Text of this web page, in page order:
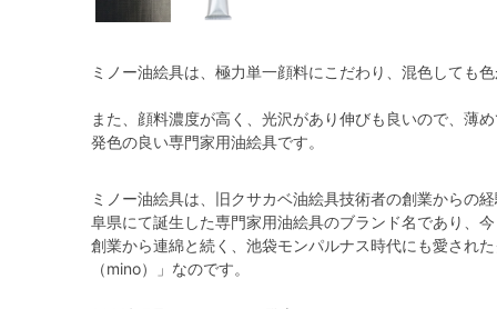
ミノー油絵具は、極力単一顔料にこだわり、混色しても
また、顔料濃度が高く、光沢があり伸びも良いので、薄
発色の良い専門家用油絵具です。
ミノー油絵具は、旧クサカベ油絵具技術者の創業からの
阜県にて誕生した専門家用油絵具のブランド名であり、
創業から連綿と続く、池袋モンパルナス時代にも愛され
（mino）」なのです。